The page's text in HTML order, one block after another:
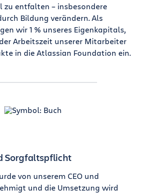
zu entfalten – insbesondere
Bildung verändern. Als
wir 1 % unseres Eigenkapitals,
Arbeitszeit unserer Mitarbeiter
in die Atlassian Foundation ein.
Sorgfaltspflicht
von unserem CEO und
und die Umsetzung wird